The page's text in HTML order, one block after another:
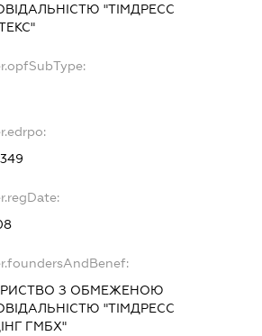
"ТІМДРЕСС
З ОБМЕЖЕНОЮ
"ТІМДРЕСС
ГМБХ"